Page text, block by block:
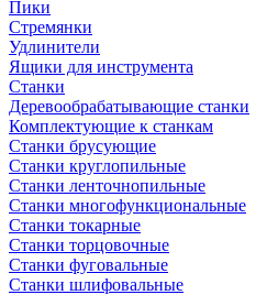
Пики
Стремянки
Удлинители
Ящики для инструмента
Станки
Деревообрабатывающие станки
Комплектующие к станкам
Станки брусующие
Станки круглопильные
Станки ленточнопильные
Станки многофункциональные
Станки токарные
Станки торцовочные
Станки фуговальные
Станки шлифовальные